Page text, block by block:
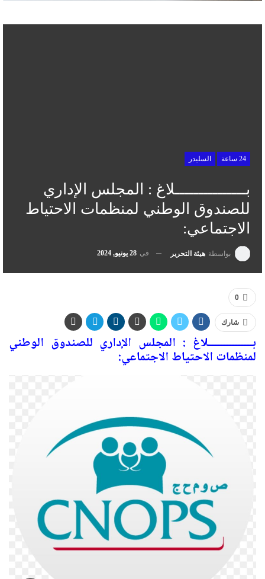
24 ساعة السليدر
بـــــــــــــــلاغ : المجلس الإداري
للصندوق الوطني لمنظمات الاحتياط
الاجتماعي:
بواسطة هيئة التحرير في 28 يونيو, 2024
0
شارك
بـــــــــــــــلاغ : المجلس الإداري للصندوق الوطني
لمنظمات الاحتياط الاجتماعي: